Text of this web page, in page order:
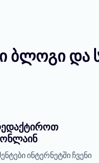
ბლოგი და
ინტერნეტში ჩვენი